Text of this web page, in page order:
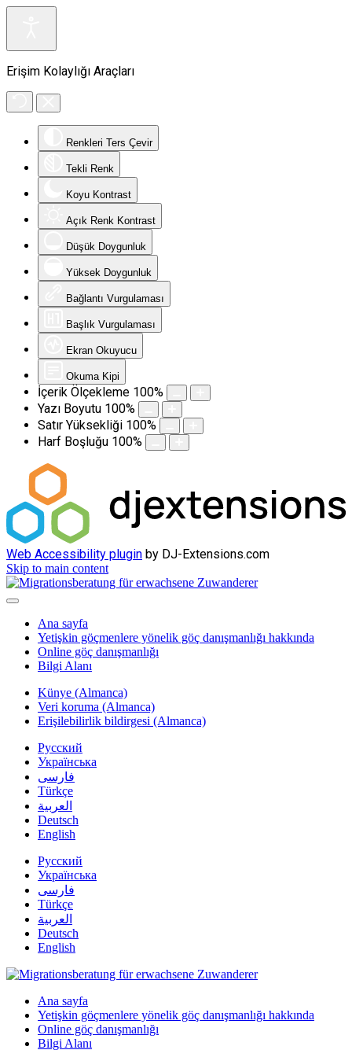
Erişim Kolaylığı Araçları
Renkleri Ters Çevir
Tekli Renk
Koyu Kontrast
Açık Renk Kontrast
Düşük Doygunluk
Yüksek Doygunluk
Bağlantı Vurgulaması
Başlık Vurgulaması
Ekran Okuyucu
Okuma Kipi
İçerik Ölçekleme 100%
Yazı Boyutu 100%
Satır Yüksekliği 100%
Harf Boşluğu 100%
Web Accessibility plugin by DJ-Extensions.com
Skip to main content
Ana sayfa
Yetişkin göçmenlere yönelik göç danışmanlığı hakkında
Online göç danışmanlığı
Bilgi Alanı
Künye (Almanca)
Veri koruma (Almanca)
Erişilebilirlik bildirgesi (Almanca)
Русский
Українська
فارسی
Türkçe
العربية
Deutsch
English
Русский
Українська
فارسی
Türkçe
العربية
Deutsch
English
Ana sayfa
Yetişkin göçmenlere yönelik göç danışmanlığı hakkında
Online göç danışmanlığı
Bilgi Alanı